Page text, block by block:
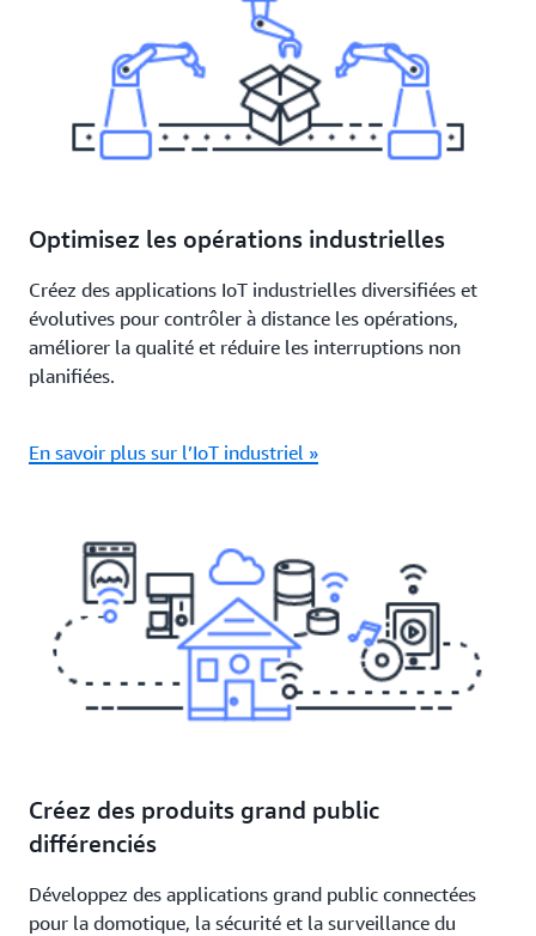
Optimisez les opérations industrielles
Créez des applications IoT industrielles diversifiées et
évolutives pour contrôler à distance les opérations,
améliorer la qualité et réduire les interruptions non
planifiées.
En savoir plus sur l’IoT industriel »
Créez des produits grand public
différenciés
Développez des applications grand public connectées
pour la domotique, la sécurité et la surveillance du